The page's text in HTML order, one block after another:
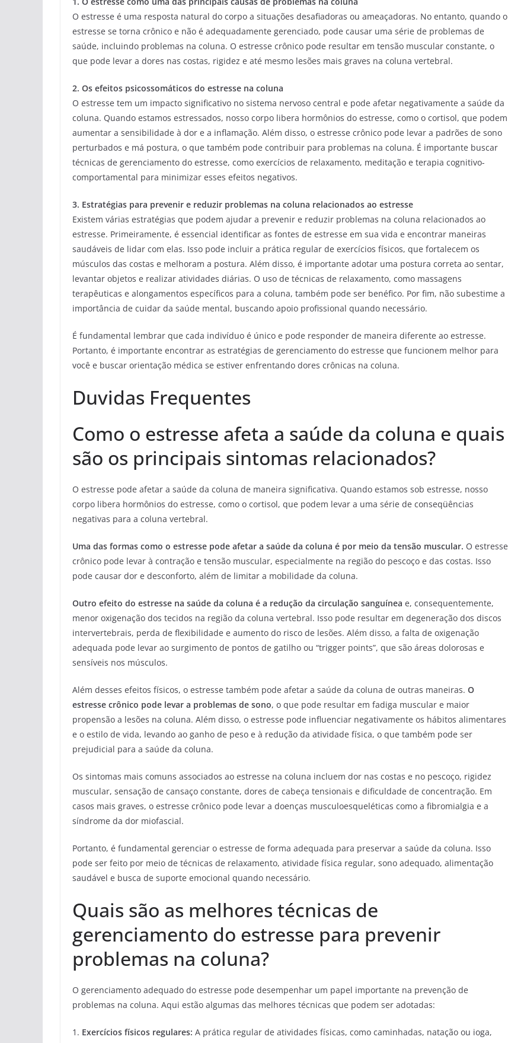
O estresse é uma resposta natural do corpo a situações desafiadoras ou ameaçadoras. No entanto, quando o
estresse se torna crônico e não é adequadamente gerenciado, pode causar uma série de problemas de
saúde, incluindo problemas na coluna. O estresse crônico pode resultar em tensão muscular constante, o
que pode levar a dores nas costas, rigidez e até mesmo lesões mais graves na coluna vertebral.
2. Os efeitos psicossomáticos do estresse na coluna
O estresse tem um impacto significativo no sistema nervoso central e pode afetar negativamente a saúde da
coluna. Quando estamos estressados, nosso corpo libera hormônios do estresse, como o cortisol, que podem
aumentar a sensibilidade à dor e a inflamação. Além disso, o estresse crônico pode levar a padrões de sono
perturbados e má postura, o que também pode contribuir para problemas na coluna. É importante buscar
técnicas de gerenciamento do estresse, como exercícios de relaxamento, meditação e terapia cognitivo-
comportamental para minimizar esses efeitos negativos.
3. Estratégias para prevenir e reduzir problemas na coluna relacionados ao estresse
Existem várias estratégias que podem ajudar a prevenir e reduzir problemas na coluna relacionados ao
estresse. Primeiramente, é essencial identificar as fontes de estresse em sua vida e encontrar maneiras
saudáveis de lidar com elas. Isso pode incluir a prática regular de exercícios físicos, que fortalecem os
músculos das costas e melhoram a postura. Além disso, é importante adotar uma postura correta ao sentar,
levantar objetos e realizar atividades diárias. O uso de técnicas de relaxamento, como massagens
terapêuticas e alongamentos específicos para a coluna, também pode ser benéfico. Por fim, não subestime a
importância de cuidar da saúde mental, buscando apoio profissional quando necessário.
É fundamental lembrar que cada indivíduo é único e pode responder de maneira diferente ao estresse.
Portanto, é importante encontrar as estratégias de gerenciamento do estresse que funcionem melhor para
você e buscar orientação médica se estiver enfrentando dores crônicas na coluna.
Duvidas Frequentes
Como o estresse afeta a saúde da coluna e quais
são os principais sintomas relacionados?
O estresse pode afetar a saúde da coluna de maneira significativa. Quando estamos sob estresse, nosso
corpo libera hormônios do estresse, como o cortisol, que podem levar a uma série de conseqüências
negativas para a coluna vertebral.
Uma das formas como o estresse pode afetar a saúde da coluna é por meio da tensão muscular. O estresse
crônico pode levar à contração e tensão muscular, especialmente na região do pescoço e das costas. Isso
pode causar dor e desconforto, além de limitar a mobilidade da coluna.
Outro efeito do estresse na saúde da coluna é a redução da circulação sanguínea e, consequentemente,
menor oxigenação dos tecidos na região da coluna vertebral. Isso pode resultar em degeneração dos discos
intervertebrais, perda de flexibilidade e aumento do risco de lesões. Além disso, a falta de oxigenação
adequada pode levar ao surgimento de pontos de gatilho ou “trigger points”, que são áreas dolorosas e
sensíveis nos músculos.
Além desses efeitos físicos, o estresse também pode afetar a saúde da coluna de outras maneiras. O
estresse crônico pode levar a problemas de sono, o que pode resultar em fadiga muscular e maior
propensão a lesões na coluna. Além disso, o estresse pode influenciar negativamente os hábitos alimentares
e o estilo de vida, levando ao ganho de peso e à redução da atividade física, o que também pode ser
prejudicial para a saúde da coluna.
Os sintomas mais comuns associados ao estresse na coluna incluem dor nas costas e no pescoço, rigidez
muscular, sensação de cansaço constante, dores de cabeça tensionais e dificuldade de concentração. Em
casos mais graves, o estresse crônico pode levar a doenças musculoesqueléticas como a fibromialgia e a
síndrome da dor miofascial.
Portanto, é fundamental gerenciar o estresse de forma adequada para preservar a saúde da coluna. Isso
pode ser feito por meio de técnicas de relaxamento, atividade física regular, sono adequado, alimentação
saudável e busca de suporte emocional quando necessário.
Quais são as melhores técnicas de
gerenciamento do estresse para prevenir
problemas na coluna?
O gerenciamento adequado do estresse pode desempenhar um papel importante na prevenção de
problemas na coluna. Aqui estão algumas das melhores técnicas que podem ser adotadas:
1. Exercícios físicos regulares: A prática regular de atividades físicas, como caminhadas, natação ou ioga,